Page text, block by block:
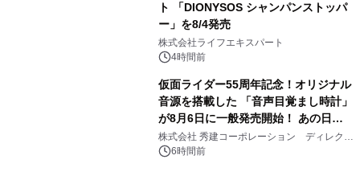
ト 「DIONYSOS シャンパンストッパ
ー」を8/4発売
株式会社ライフエキスパート
4時間前
仮面ライダー55周年記念！オリジナル
音源を搭載した 「音声目覚まし時計」
が8月6日に一般発売開始！ あの日の
大興奮が今甦る
株式会社 秀建コーポレーション ディレクト
アートギャラリー
6時間前